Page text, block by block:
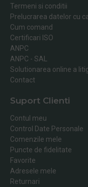
Termeni si conditii
Prelucrarea datelor cu
Cum comand
Certificari ISO
ANPC
ANPC - SAL
Solutionarea online a
Contact
Suport Clienti
Contul meu
Control Date Personale
Comenzile mele
Puncte de fidelitate
Favorite
Adresele mele
Returnari